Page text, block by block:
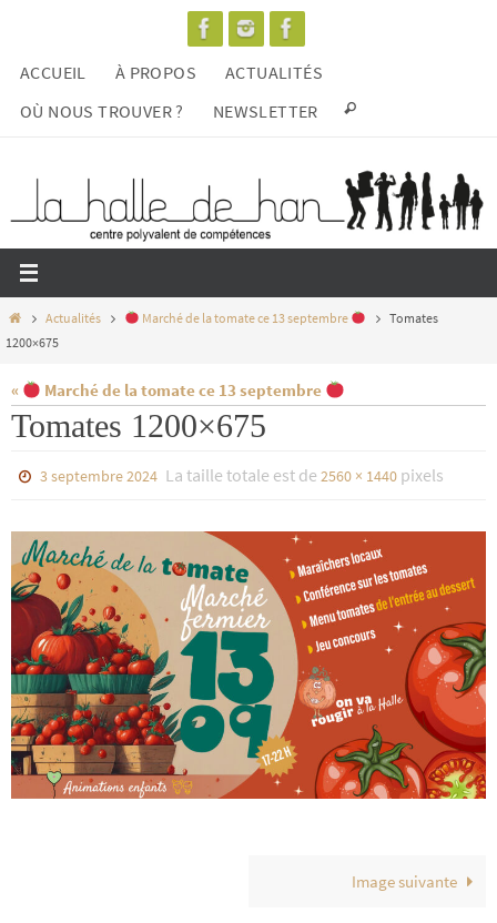
contenu
ACCUEIL À PROPOS
ACTUALITÉS
OÙ NOUS TROUVER ?
NEWSLETTER
HomeActualités Marché de la tomate ce 13 septembre
Tomates
1200×675
« Marché de la tomate ce 13 septembre
Tomates 1200×675
3 septembre 2024 La taille totale est de2560 × 1440 pixels
Image suivante